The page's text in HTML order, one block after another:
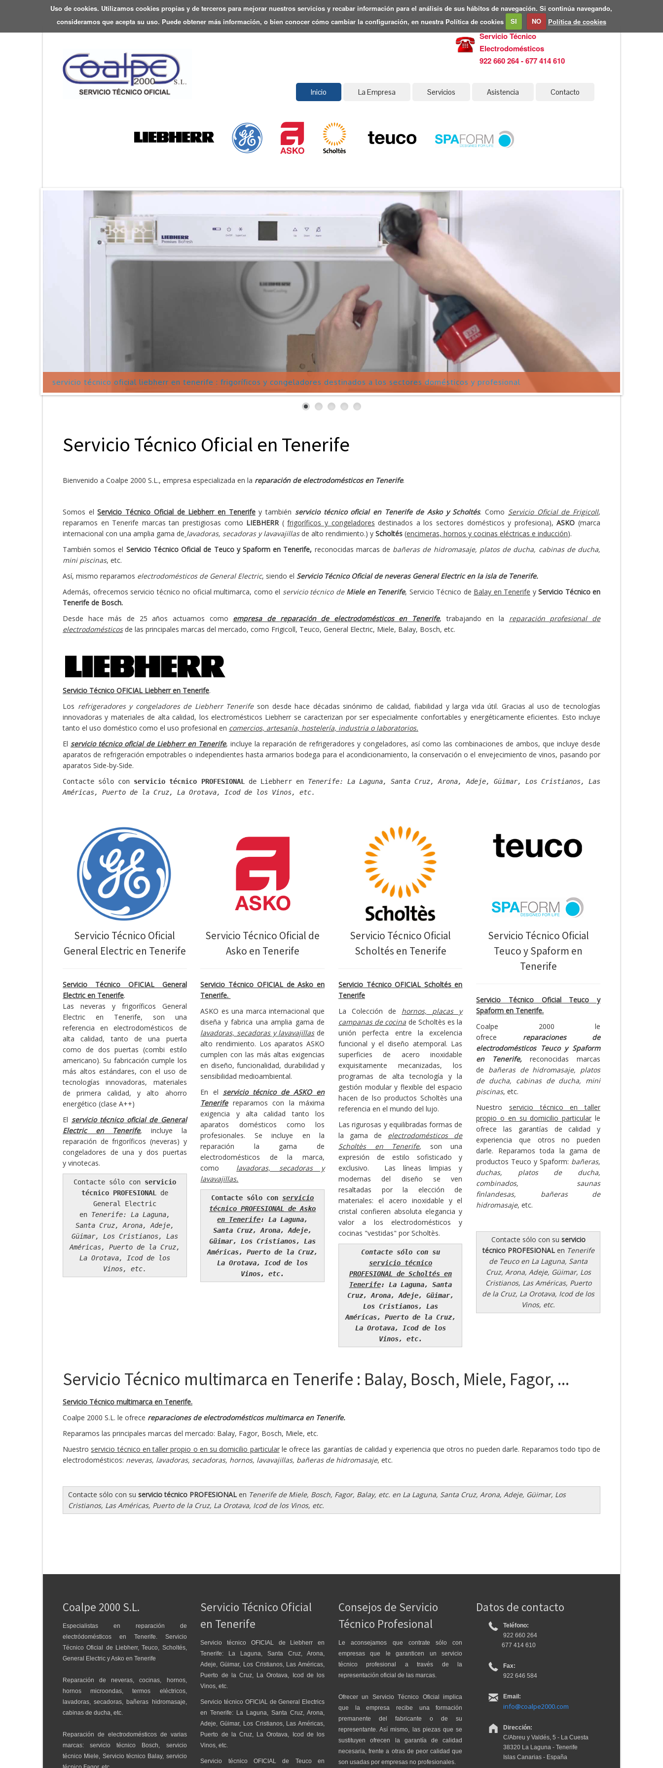
Uso de cookies. Utilizamos cookies propias y de terceros para mejorar nuestros servicios y recabar información para el análisis de sus hábitos de navegación. Si continúa navegando,
consideramos que acepta su uso. Puede obtener más información, o bien conocer cómo cambiar la configuración, en nuestra Política de cookies
SI NO Política de cookies
Servicio Técnico
Electrodomésticos
922 660 264 - 677 414 610
Inicio La Empresa Servicios Asistencia Contacto
servicio técnico oficial liebherr en tenerife : frigoríficos y congeladores destinados a los sectores domésticos y profesional
Servicio Técnico Oficial en Tenerife
Bienvenido a Coalpe 2000 S.L., empresa especializada en la reparación de electrodomésticos en Tenerife.
Somos elServicio Técnico Oficial de Liebherr en Tenerifey también servicio técnico oficial en Tenerife de Asko y Scholtés. Como Servicio Oficial de Frigicoll,
reparamos en Tenerife marcas tan prestigiosas como LIEBHERR ( frigoríficos y congeladores destinados a los sectores domésticos y profesiona),ASKO(marca
internacional con una amplia gama de lavadoras, secadoras y lavavajillasde alto rendimiento.) y Scholtés (encimeras, hornos y cocinas eléctricas e inducción).
También somos el Servicio Técnico Oficial de Teuco y Spaform en Tenerife, reconocidas marcas de bañeras de hidromasaje, platos de ducha, cabinas de ducha,
mini piscinas, etc.
Así, mismo reparamos electrodomésticos de General Electric, siendo el Servicio Técnico Oficial de neveras General Electric en la isla de Tenerife.
Además, ofrecemos servicio técnico no oficial multimarca, como el servicio técnico de Miele en Tenerife, Servicio Técnico de Balay en Tenerife y Servicio Técnico en
Tenerife de Bosch.
Desde hace más de 25 años actuamos como empresa de reparación de electrodomésticos en Tenerife, trabajando en la reparación profesional de
electrodomésticosde las principales marcas del mercado, como Frigicoll, Teuco, General Electric, Miele, Balay, Bosch, etc.
Servicio Técnico OFICIAL Liebherren Tenerife.
Los refrigeradores y congeladores de Liebherr Tenerifeson desde hace décadas sinónimo de calidad, fiabilidad y larga vida útil. Gracias al uso de tecnologías
innovadoras y materiales de alta calidad, los electromésticos Liebherr se caracterizan por ser especialmente confortables y energéticamente eficientes. Esto incluye
tanto el uso doméstico como el uso profesional en comercios, artesanía, hostelería, industria o laboratorios.
El servicio técnico oficial de Liebherr en Tenerife, incluye la reparación de refrigeradores y congeladores, así como las combinaciones de ambos, que incluye desde
aparatos de refrigeración empotrables o independientes hasta armarios bodega para el acondicionamiento, la conservación o el envejecimiento de vinos, pasando por
aparatos Side-by-Side.
Contacte sólo con servicio técnico PROFESIONAL de Liebherr en Tenerife: La Laguna, Santa Cruz, Arona, Adeje, Güimar, Los Cristianos, Las
Américas, Puerto de la Cruz, La Orotava, Icod de los Vinos, etc.
Servicio Técnico Oficial
General Electric en Tenerife
Servicio Técnico OFICIAL General
Electric en Tenerife.
Las neveras y frigoríficos General
Electric en Tenerife, son una
referencia en electrodomésticos de
alta calidad, tanto de una puerta
como de dos puertas (combi estilo
americano). Su fabricación cumple los
más altos estándares, con el uso de
tecnologías innovadoras, materiales
de primera calidad, y alto ahorro
energético (clase A++)
El servicio técnico oficial de General
Electric en Tenerife, incluye la
reparación de frigoríficos (neveras) y
congeladores de una y dos puertas
y vinotecas.
Contacte sólo con servicio
técnico PROFESIONAL
de
General Electric
en Tenerife: La Laguna,
Santa Cruz, Arona, Adeje,
Güimar, Los Cristianos, Las
Américas, Puerto de la Cruz,
La Orotava, Icod de los
Vinos, etc.
Servicio Técnico Oficial de
Asko en Tenerife
Servicio Técnico OFICIAL de Asko en
Tenerife.
ASKO es una marca internacional que
diseña y fabrica una amplia gama de
lavadoras, secadoras y lavavajillasde
alto rendimiento. Los aparatos ASKO
cumplen con las más altas exigencias
en diseño, funcionalidad, durabilidad y
sensibilidad medioambiental.
En el servicio técnico de ASKO en
Tenerifereparamos con la máxima
exigencia y alta calidad tanto los
aparatos domésticos como los
profesionales. Se incluye en la
reparación la gama de
electrodomésticos de la marca,
como lavadoras, secadoras y
lavavajillas.
Contacte sólo conservicio
técnico PROFESIONAL de Asko
en Tenerife: La Laguna,
Santa Cruz, Arona, Adeje,
Güimar, Los Cristianos, Las
Américas, Puerto de la Cruz,
La Orotava, Icod de los
Vinos, etc.
Servicio Técnico Oficial
Scholtés en Tenerife
Servicio Técnico OFICIAL Scholtés en
Tenerife
La Colección de hornos, placas y
campanas de cocina de Scholtès es la
unión perfecta entre la excelencia
funcional y el diseño atemporal. Las
superficies de acero inoxidable
exquisitamente mecanizadas, los
programas de alta tecnología y la
gestión modular y flexible del espacio
hacen de lso productos Scholtès una
referencia en el mundo del lujo.
Las rigurosas y equilibradas formas de
la gama de electrodomésticos de
Scholtès en Tenerife, son una
expresión de estilo sofisticado y
exclusivo. Las líneas limpias y
modernas del diseño se ven
resaltadas por la elección de
materiales: el acero inoxidable y el
cristal confieren absoluta elegancia y
valor a los electrodomésticos y
cocinas "vestidas" por Scholtès.
Contacte sólo con su
servicio técnico
PROFESIONAL de Scholtés en
Tenerife: La Laguna, Santa
Cruz, Arona, Adeje, Güimar,
Los Cristianos, Las
Américas, Puerto de la Cruz,
La Orotava, Icod de los
Vinos, etc.
Servicio Técnico Oficial
Teuco y Spaform en
Tenerife
Servicio Técnico Oficial Teuco y
Spaform en Tenerife.
Coalpe 2000 le
ofrece reparaciones de
electrodomésticos Teuco y Spaform
en Tenerife,reconocidas marcas
de bañeras de hidromasaje, platos
de ducha, cabinas de ducha, mini
piscinas, etc.
Nuestro servicio técnico en taller
propio o en su domicilio particular le
ofrece las garantías de calidad y
experiencia que otros no pueden
darle. Reparamos toda la gama de
productos Teuco y Spaform: bañeras,
duchas, platos de ducha,
combinados, saunas
finlandesas, bañeras de
hidromasaje, etc.
Contacte sólo con su servicio
técnico PROFESIONALen Tenerife
de Teuco en La Laguna, Santa
Cruz, Arona, Adeje, Güimar, Los
Cristianos, Las Américas, Puerto
de la Cruz, La Orotava, Icod de los
Vinos, etc.
Servicio Técnico multimarca en Tenerife : Balay, Bosch, Miele, Fagor, ...
Servicio Técnico multimarca en Tenerife.
Coalpe 2000 S.L. le ofrece reparaciones de electrodomésticos multimarca en Tenerife.
Reparamos las principales marcas del mercado: Balay, Fagor, Bosch, Miele, etc.
Nuestro servicio técnico en taller propio o en su domicilio particularle ofrece las garantías de calidad y experiencia que otros no pueden darle. Reparamos todo tipo de
electrodomésticos: neveras, lavadoras, secadoras, hornos, lavavajillas, bañeras de hidromasaje, etc.
Contacte sólo con su servicio técnico PROFESIONAL en Tenerife de Miele, Bosch, Fagor, Balay, etc. en La Laguna, Santa Cruz, Arona, Adeje, Güimar, Los
Cristianos, Las Américas, Puerto de la Cruz, La Orotava, Icod de los Vinos, etc.
Coalpe 2000 S.L.
Especialistas en reparación de
electródomésticos en Tenerife. Servicio
Técnico Oficial de Liebherr, Teuco, Scholtés,
General Electric y Asko en Tenerife
Reparación de neveras, cocinas, hornos,
hornos microondas, termos eléctricos,
lavadoras, secadoras, bañeras hidromasaje,
cabinas de ducha, etc.
Reparación de electrodomésticos de varias
marcas: servicio técnico Bosch, servicio
técnico Miele, Servicio técnico Balay, servicio
Servicio Técnico Oficial
en Tenerife
Servicio técnico OFICIAL de Liebherr en
Tenerife: La Laguna, Santa Cruz, Arona,
Adeje, Güimar, Los Cristianos, Las Américas,
Puerto de la Cruz, La Orotava, Icod de los
Vinos, etc.
Servicio técnico OFICIAL de General Electrics
en Tenerife: La Laguna, Santa Cruz, Arona,
Adeje, Güimar, Los Cristianos, Las Américas,
Puerto de la Cruz, La Orotava, Icod de los
Vinos, etc.
Servicio técnico OFICIAL de Teuco en
Consejos de Servicio
Técnico Profesional
Le aconsejamos que contrate sólo con
empresas que le garanticen un servicio
técnico profesional a través de la
representación oficial de las marcas.
Ofrecer un Servicio Técnico Oficial implica
que la empresa recibe una formación
premanente del fabricante o de su
representante. Así mismo, las piezas que se
sustituyen ofrecen la garantía de calidad
necesaria, frente a otras de peor calidad que
son usadas por empresas no profesionales.
Datos de contacto
Teléfono:
922 660 264
677 414 610
Fax:
922 646 584
Email:
info@coalpe2000.com
Dirección:
C/Abreu y Valdés, 5 - La Cuesta
38320 La Laguna - Tenerife
Islas Canarias - España